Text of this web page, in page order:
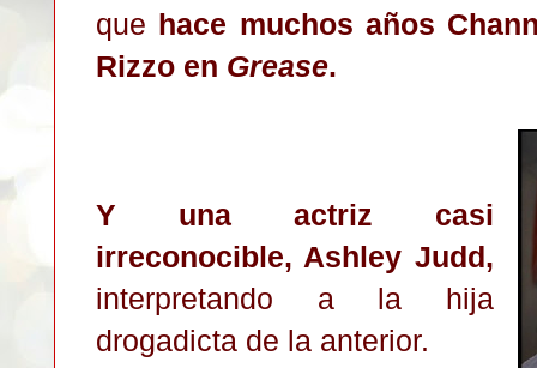
que hace muchos años
Rizzo en Grease.
Y una actriz casi
irreconocible, Ashley Judd,
interpretando a la hija
drogadicta de la anterior.